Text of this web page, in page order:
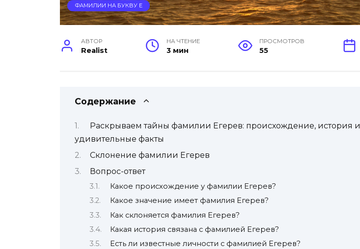
ФАМИЛИИ НА БУКВУ Е
АВТОР
Realist
НА ЧТЕНИЕ
3 мин
ПРОСМОТРОВ
55
Содержание
Раскрываем тайны фамилии Егерев: происхождение, история и
удивительные факты
Склонение фамилии Егерев
Вопрос-ответ
Какое происхождение у фамилии Егерев?
Какое значение имеет фамилия Егерев?
Как склоняется фамилия Егерев?
Какая история связана с фамилией Егерев?
Есть ли известные личности с фамилией Егерев?